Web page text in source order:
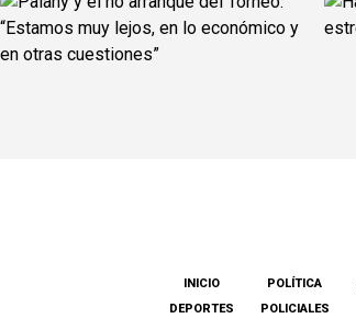
INICIO
DEPORTES
POLÍTICA
POLICIALES